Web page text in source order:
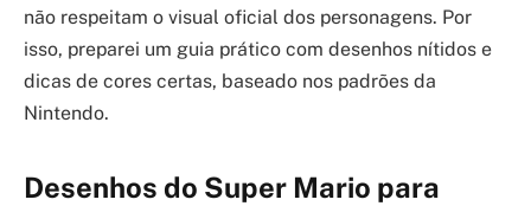
não respeitam o visual oficial dos personagens. Por
isso, preparei um guia prático com desenhos nítidos e
dicas de cores certas, baseado nos padrões da
Nintendo.
Desenhos do Super Mario para